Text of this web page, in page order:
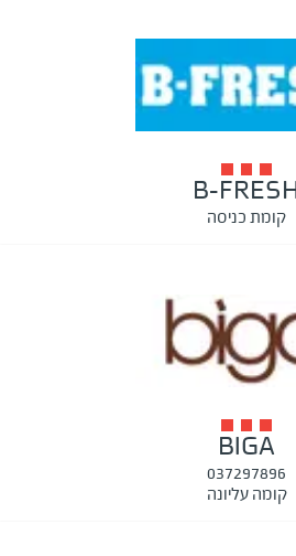
B-
קומת כניסה
BIGA
037297896
קומה עליונה